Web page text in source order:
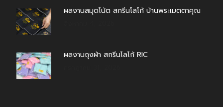
ผลงานสมุดโน้ต สกรีนโลโก้ บ้านพระเมตตาคุณ
ผลงานถุงผ้า สกรีนโลโก้ RIC